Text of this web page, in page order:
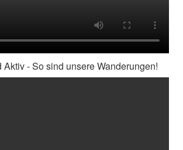
Aktiv - So sind unsere Wanderungen!